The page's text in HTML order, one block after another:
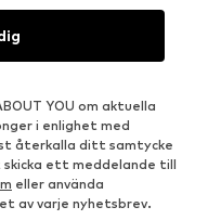
YOU om aktuella
i enlighet med
återkalla ditt samtycke
ett meddelande till
eller använda
av varje nyhetsbrev.